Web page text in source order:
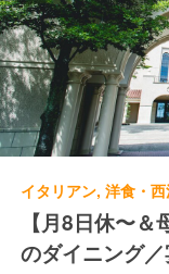
【月8日休〜
のダイニング